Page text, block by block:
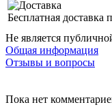
Бесплатная
Не является
Общая информация
Отзывы и вопросы
Пока нет